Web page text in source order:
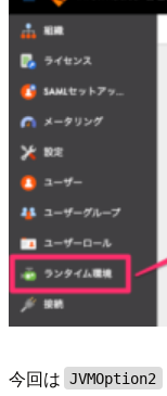
今回は JVMOption2